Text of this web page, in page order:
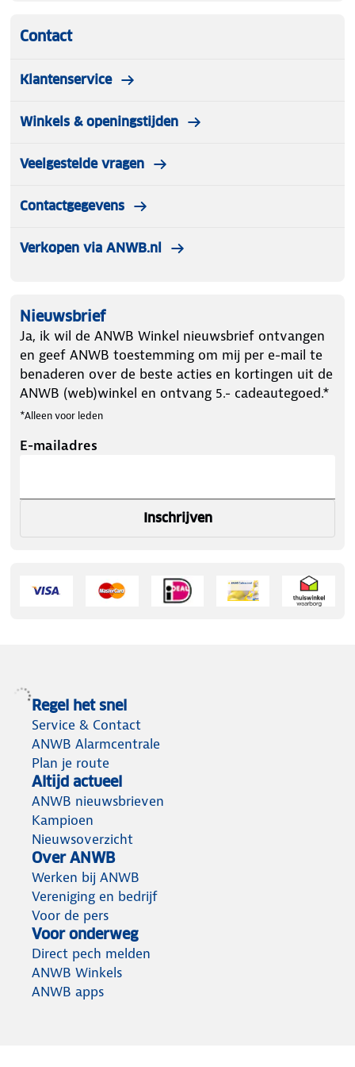
LED-lampen zijn te bedienen via de bedieningsunit.
Contact
Klantenservice
Winkels & openingstijden
Veelgestelde vragen
Contactgegevens
Verkopen via ANWB.nl
Nieuwsbrief
Ja, ik wil de ANWB Winkel nieuwsbrief ontvangen
en geef ANWB toestemming om mij per e-mail te
benaderen over de beste acties en kortingen uit de
ANWB (web)winkel en ontvang 5.- cadeautegoed.*
*Alleen voor leden
E-mailadres
Inschrijven
Regel het snel
Service & Contact
ANWB Alarmcentrale
Plan je route
Altijd actueel
ANWB nieuwsbrieven
Kampioen
Nieuwsoverzicht
Over ANWB
Werken bij ANWB
Vereniging en bedrijf
Voor de pers
Voor onderweg
Direct pech melden
ANWB Winkels
ANWB apps